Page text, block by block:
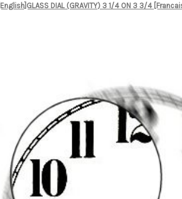
[English]GLASS DIAL (GRAVITY) 3 1/4 ON 3 3/4